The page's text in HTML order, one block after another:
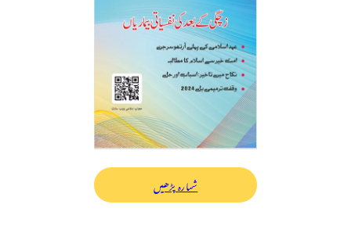
شمارہ پڑھیں